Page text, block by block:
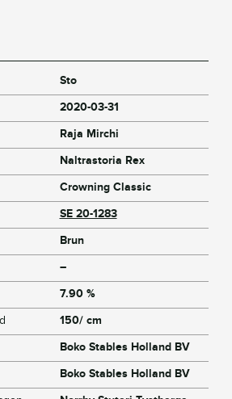
Sto
2020-03-31
Raja Mirchi
Naltrastoria Rex
Crowning Classic
SE 20-1283
Brun
–
7.90 %
150/ cm
Boko Stables Holland BV
Boko Stables Holland BV